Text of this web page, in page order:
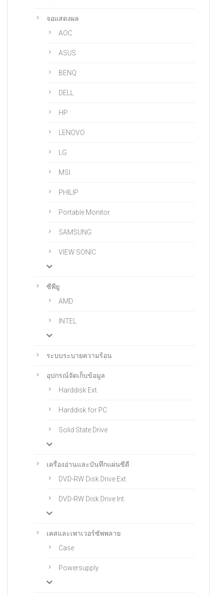
จอแสดงผล
AOC
ASUS
BENQ
DELL
HP
LENOVO
LG
MSI
PHILIP
Portable Monitor
SAMSUNG
VIEW SONIC
ซีพียู
AMD
INTEL
ระบบระบายความร้อน
อุปกรณ์จัดเก็บข้อมูล
Harddisk Ext.
Harddisk for PC
Solid State Drive
เครื่องอ่านและบันทึกแผ่นซีดี
DVD-RW Disk Drive Ext.
DVD-RW Disk Drive Int.
เคสและเพาเวอร์ซัพพลาย
Case
Powersupply